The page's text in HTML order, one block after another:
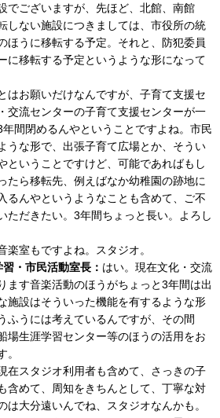
でございますが、先ほど、北館、南館
しない施設につきましては、市役所の統
ほうに移転する予定。それと、防犯委員
に移転する予定というような形になって
はお願いだけなんですが、子育て支援セ
交流センターの子育て支援センターが一
間閉めるんやということですよね。市民
うな形で、出張子育て広場とか、そうい
ということですけど、可能であればもし
たら移転先、例えばなか幼稚園の跡地に
るんやというようなことも含めて、ご不
ただきたい。3年間ちょっと長い。よろし
楽室もですよね。スタジオ。
・市民活動室長： はい。現在文化・交流
ます音楽活動のほうがちょっと3年間は出
施設はそういった機能を有するような形
ふうには考えているんですが、その間
場生涯学習センター等のほうの活用をお
。
在スタジオ利用者も含めて、さっきの子
含めて、周知をきちんとして、丁寧な対
は大分遠いんでね、スタジオなんかも。